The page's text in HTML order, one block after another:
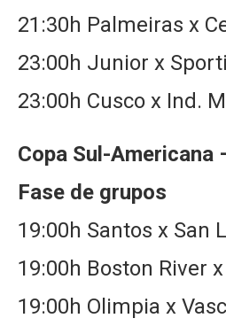
21:30h Palmeiras x
23:00h Junior x
23:00h Cusco x Ind.
Copa Sul-Americana
Fase de grupos
19:00h Santos x San
19:00h Boston River x
19:00h Olimpia x